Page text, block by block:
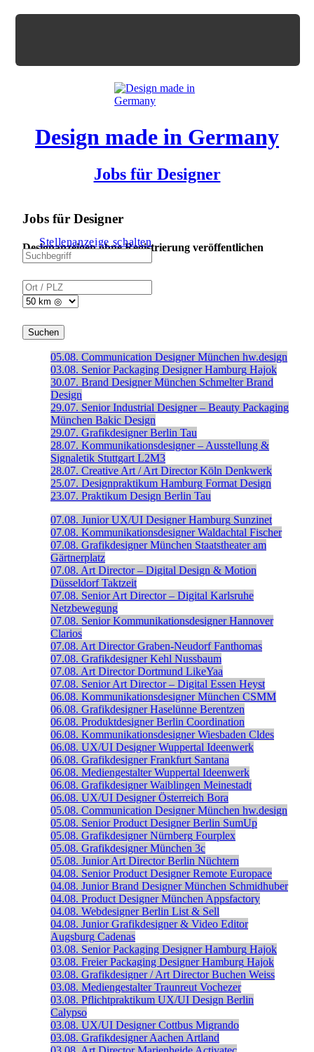
Design made in Germany
Jobs für Designer
Jobs für Designer
Designanzeigen ohne Registrierung veröffentlichen
Stellenanzeige schalten
05.08. Communication Designer München hw.design
03.08. Senior Packaging Designer Hamburg Hajok
30.07. Brand Designer München Schmelter Brand
Design
29.07. Senior Industrial Designer – Beauty Packaging
München Bakic Design
29.07. Grafikdesigner Berlin Tau
28.07. Kommunikationsdesigner – Ausstellung &
Signaletik Stuttgart L2M3
28.07. Creative Art / Art Director Köln Denkwerk
25.07. Designpraktikum Hamburg Format Design
23.07. Praktikum Design Berlin Tau
07.08. Junior UX/UI Designer Hamburg Sunzinet
07.08. Kommunikationsdesigner Waldachtal Fischer
07.08. Grafikdesigner München Staatstheater am
Gärtnerplatz
07.08. Art Director – Digital Design & Motion
Düsseldorf Taktzeit
07.08. Senior Art Director – Digital Karlsruhe
Netzbewegung
07.08. Senior Kommunikationsdesigner Hannover
Clarios
07.08. Art Director Graben-Neudorf Fanthomas
07.08. Grafikdesigner Kehl Nussbaum
07.08. Art Director Dortmund LikeYaa
07.08. Senior Art Director – Digital Essen Heyst
06.08. Kommunikationsdesigner München CSMM
06.08. Grafikdesigner Haselünne Berentzen
06.08. Produktdesigner Berlin Coordination
06.08. Kommunikationsdesigner Wiesbaden Cldes
06.08. UX/UI Designer Wuppertal Ideenwerk
06.08. Grafikdesigner Frankfurt Santana
06.08. Mediengestalter Wuppertal Ideenwerk
06.08. Grafikdesigner Waiblingen Meinestadt
06.08. UX/UI Designer Österreich Bora
05.08. Communication Designer München hw.design
05.08. Senior Product Designer Berlin SumUp
05.08. Grafikdesigner Nürnberg Fourplex
05.08. Grafikdesigner München 3c
05.08. Junior Art Director Berlin Nüchtern
04.08. Senior Product Designer Remote Europace
04.08. Junior Brand Designer München Schmidhuber
04.08. Product Designer München Appsfactory
04.08. Webdesigner Berlin List & Sell
04.08. Junior Grafikdesigner & Video Editor
Augsburg Cadenas
03.08. Senior Packaging Designer Hamburg Hajok
03.08. Freier Packaging Designer Hamburg Hajok
03.08. Grafikdesigner / Art Director Buchen Weiss
03.08. Mediengestalter Traunreut Vochezer
03.08. Pflichtpraktikum UX/UI Design Berlin
Calypso
03.08. UX/UI Designer Cottbus Migrando
03.08. Grafikdesigner Aachen Artland